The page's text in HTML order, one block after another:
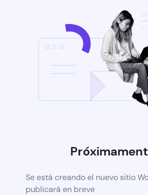
Se está creando el nuevo sitio
publicará en breve